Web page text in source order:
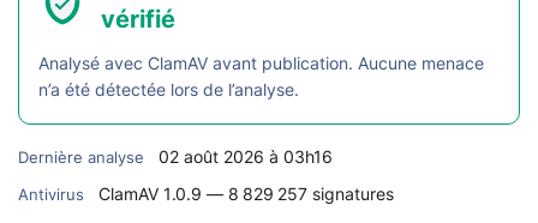
vérifié
Analysé avec ClamAV avant publication. Aucune menace
n’a été détectée lors de l’analyse.
Dernière analyse 02 août 2026 à 03h16
Antivirus ClamAV 1.0.9 — 8 829 257 signatures